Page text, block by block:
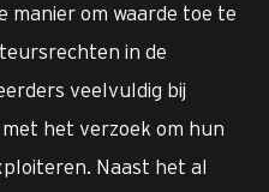
manier om waarde toe te
in de
veelvuldig bij
het verzoek om hun
Naast het al